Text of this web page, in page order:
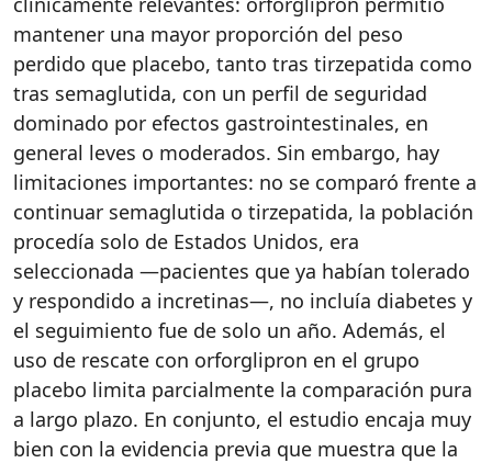
mantener una mayor proporción del peso
perdido que placebo, tanto tras tirzepatida como
tras semaglutida, con un perfil de seguridad
dominado por efectos gastrointestinales, en
general leves o moderados. Sin embargo, hay
limitaciones importantes: no se comparó frente a
continuar semaglutida o tirzepatida, la población
procedía solo de Estados Unidos, era
seleccionada —pacientes que ya habían tolerado
y respondido a incretinas—, no incluía diabetes y
el seguimiento fue de solo un año. Además, el
uso de rescate con orforglipron en el grupo
placebo limita parcialmente la comparación pura
a largo plazo. En conjunto, el estudio encaja muy
bien con la evidencia previa que muestra que la